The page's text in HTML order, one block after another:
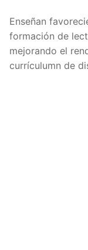
Enseñan
formación de
mejorando el
currículumn de